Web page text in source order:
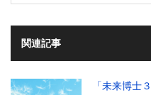
関連記事
「未来博士